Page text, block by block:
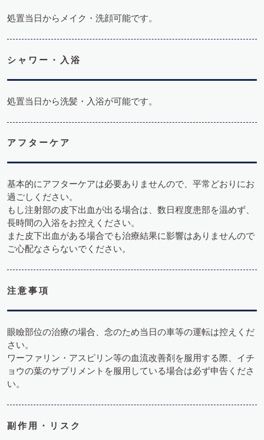
処置当日からメイク・洗顔可能です。
シャワー・入浴
処置当日から洗髪・入浴が可能です。
アフターケア
基本的にアフターケアは必要ありませんので、平常どおりにお
過ごしください。
もし注射部の皮下出血が出る場合は、数日程度患部を温めず、
長時間の入浴をお控えください。
また皮下出血がある場合でも治療結果に影響はありませんので
ご心配なさらないでください。
注意事項
眼瞼部位の治療の場合、念のため当日の車等の運転は控えくだ
さい。
ワーファリン・アスピリン等の血流改善剤を服用する際、イチ
ョウの葉のサプリメントを服用している場合は必ず申告くださ
い。
副作用・リスク